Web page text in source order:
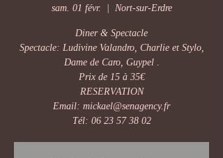
sam. 01 févr. Nort-sur-Erdre
Diner & Spectacle
Spectacle: Ludivine Valandro, Charlie et Stylo,
Dame de Caro, Guypel .
Prix de 15 à 35€
RESERVATION
Email: mickael@senagency.fr
Tél: 06 23 57 38 02